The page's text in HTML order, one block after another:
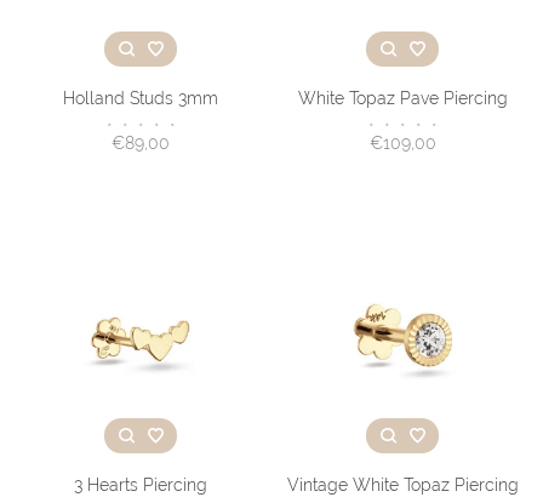
Holland Studs 3mm
• • • • •
€89,00
White Topaz Pave Piercing
• • • • •
€109,00
3 Hearts Piercing Vintage White Topaz Piercing